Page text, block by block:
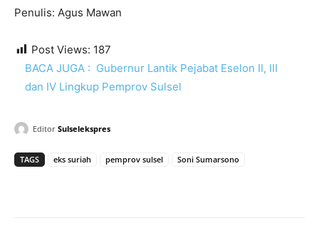
Penulis: Agus Mawan
Post Views: 187
BACA JUGA : Gubernur Lantik Pejabat Eselon II, III
dan IV Lingkup Pemprov Sulsel
Editor Sulselekspres
TAGS eks suriah pemprov sulsel Soni Sumarsono